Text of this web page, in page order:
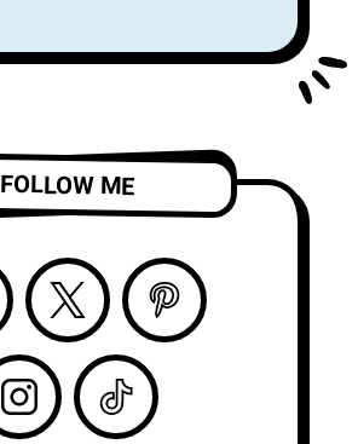
クトを務め、8月
からはSnail Mail
を務める注目
株！
LP『Alight and
「Complication
」のビデオを公
開！
FOLLOW ME